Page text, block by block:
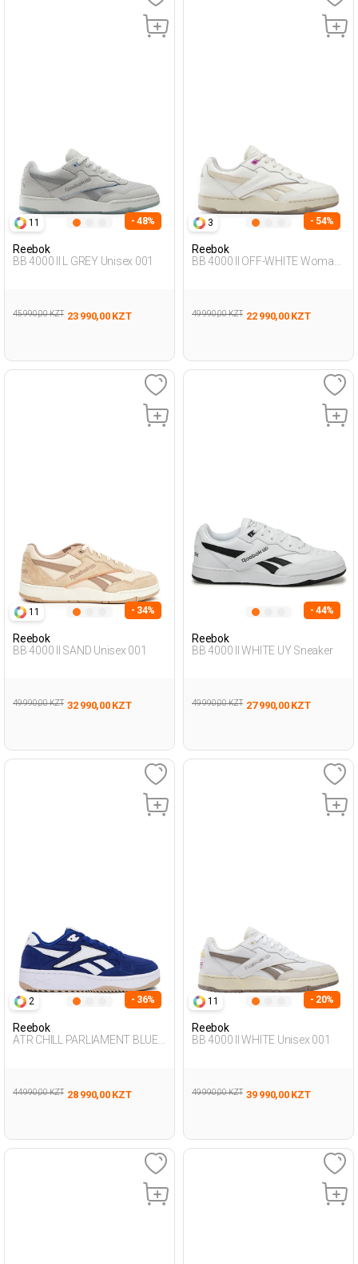
11 - 48%
Reebok
BB 4000 II L GREY Unisex 001
45 990,00 KZT 23 990,00 KZT
3 - 54%
Reebok
BB 4000 II OFF-WHITE Woman
49 990,00 KZT 22 990,00 KZT
11 - 34%
Reebok
BB 4000 II SAND Unisex 001
49 990,00 KZT 32 990,00 KZT
- 44%
Reebok
BB 4000 II WHITE UY Sneaker
49 990,00 KZT 27 990,00 KZT
2 - 36%
Reebok
ATR CHILL PARLIAMENT BLUE
44 990,00 KZT 28 990,00 KZT
11 - 20%
Reebok
BB 4000 II WHITE Unisex 001
49 990,00 KZT 39 990,00 KZT